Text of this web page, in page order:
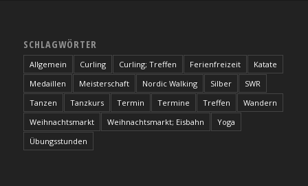
SCHLAGWÖRTER
Allgemein Curling Curling; Treffen Ferienfreizeit
Katate
Medaillen
Meisterschaft Nordic Walking Silber
SWR
Tanzen
Tanzkurs Termin Termine Treffen
Wandern
Weihnachtsmarkt
Weihnachtsmarkt; Eisbahn
Yoga
Übungsstunden